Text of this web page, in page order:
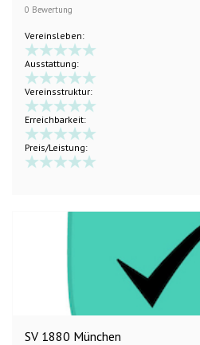
0 Bewertung
Vereinsleben:
Ausstattung:
Vereinsstruktur:
Erreichbarkeit:
Preis/Leistung:
SV 1880 München